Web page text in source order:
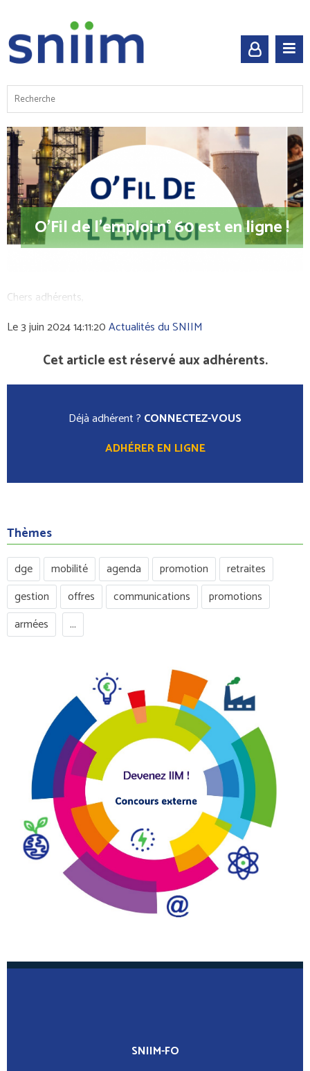
O'Fil de l'emploi n° 60 est en ligne !
Chers adhérents,
Le 3 juin 2024 14:11:20Actualités du SNIIM
Cet article est réservé aux adhérents.
Déjà adhérent ? CONNECTEZ-VOUS
ADHÉRER EN LIGNE
Thèmes
dge mobilité agenda promotion
retraites
gestion
offres communications
promotions
armées
...
SNIIM-FO